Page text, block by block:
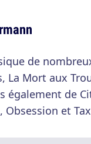
de
La Mort aux
également de
Obsession et